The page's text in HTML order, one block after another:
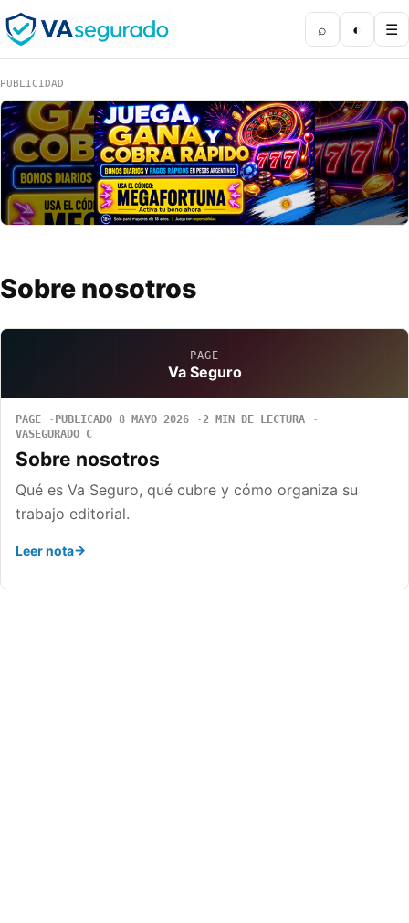
⌕ ◐ ☰
PUBLICIDAD
Sobre nosotros
PAGE
Va Seguro
PAGE PUBLICADO 8 MAYO 2026
2 MIN DE LECTURA
VASEGURADO_C
Sobre nosotros
Qué es Va Seguro, qué cubre y cómo organiza su
trabajo editorial.
Leer nota